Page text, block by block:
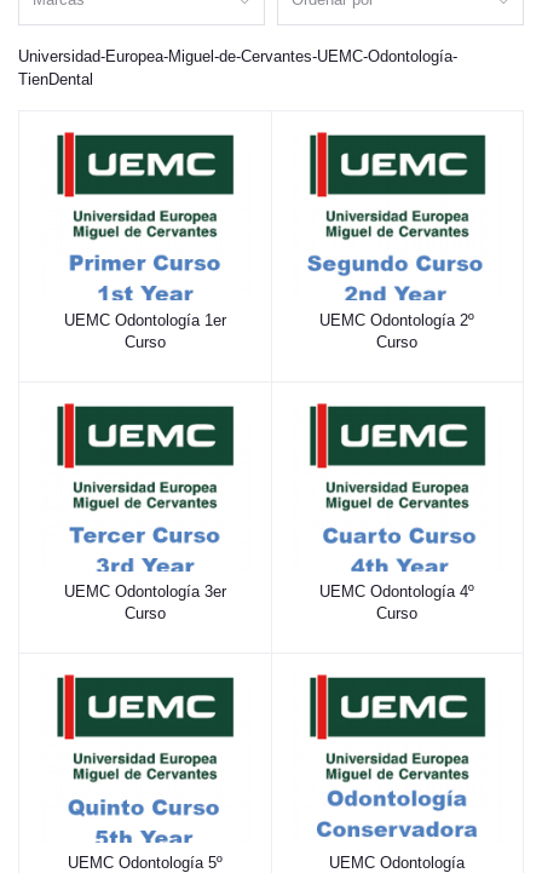
Universidad-Europea-Miguel-de-Cervantes-UEMC-Odontología-
TienDental
UEMC Odontología 1er
Curso
UEMC Odontología 2º
Curso
UEMC Odontología 3er
Curso
UEMC Odontología 4º
Curso
UEMC Odontología 5º
UEMC Odontología